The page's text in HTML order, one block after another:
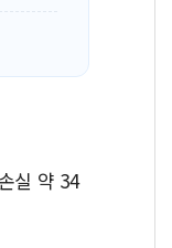
실 약 34